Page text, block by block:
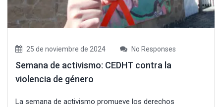
25 de noviembre de 2024 No Responses
Semana de activismo: CEDHT contra la
violencia de género
La semana de activismo promueve los derechos